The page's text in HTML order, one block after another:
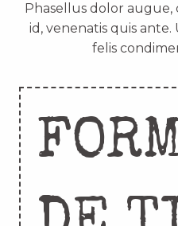
Phasellus dolor
id, venenatis quis
felis